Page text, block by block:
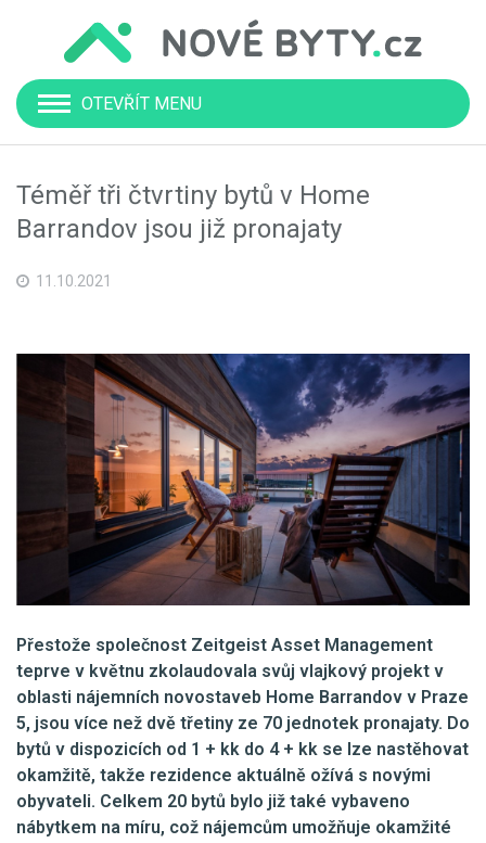
OTEVŘÍT MENU
Téměř tři čtvrtiny bytů v Home
Barrandov jsou již pronajaty
11.10.2021
Přestože společnost Zeitgeist Asset Management
teprve v květnu zkolaudovala svůj vlajkový projekt v
oblasti nájemních novostaveb Home Barrandov v Praze
5, jsou více než dvě třetiny ze 70 jednotek pronajaty. Do
bytů v dispozicích od 1 + kk do 4 + kk se lze nastěhovat
okamžitě, takže rezidence aktuálně ožívá s novými
obyvateli. Celkem 20 bytů bylo již také vybaveno
nábytkem na míru, což nájemcům umožňuje okamžité